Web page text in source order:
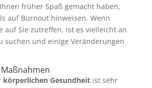
früher Spaß gemacht haben,
auf Burnout hinweisen. Wenn
auf Sie zutreffen, ist es vielleicht an
suchen und einige Veränderungen
körperlichen Gesundheitist sehr